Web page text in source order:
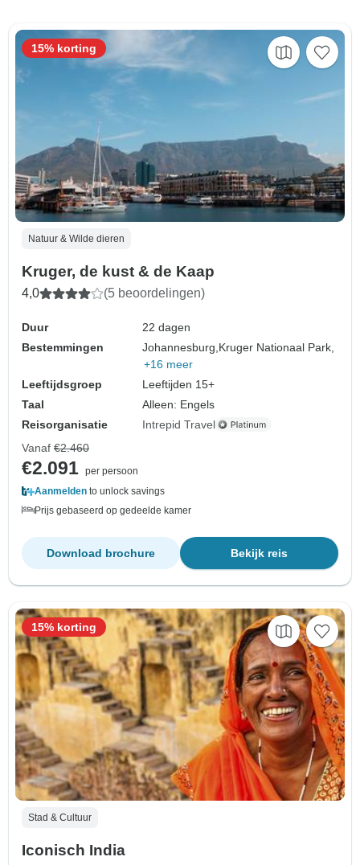
Natuur & Wilde dieren
Kruger, de kust & de Kaap
4,0 (5 beoordelingen)
Duur
22 dagen
Bestemmingen
Johannesburg, Kruger Nationaal Park,
+16 meer
Leeftijdsgroep
Leeftijden 15+
Taal
Alleen: Engels
Reisorganisatie
Intrepid Travel
15% korting
Vanaf €2.460
€2.091 per persoon
Aanmelden to unlock savings
Prijs gebaseerd op gedeelde kamer
Bekijk reis
Download brochure
Stad & Cultuur
Iconisch India
15% korting